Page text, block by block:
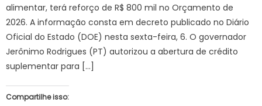
alimentar, terá reforço de R$ 800 mil no Orçamento de
2026. A informação consta em decreto publicado no Diário
Oficial do Estado (DOE) nesta sexta-feira, 6. O governador
Jerônimo Rodrigues (PT) autorizou a abertura de crédito
suplementar para […]
Compartilhe isso: